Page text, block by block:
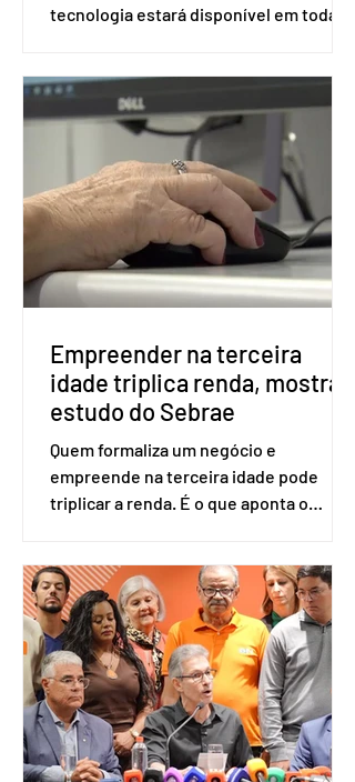
tecnologia estará disponível em todas
Apesar da requisição, a biometria não é
obrigatória para exercer o direito ao
voto. Se o título estiver regular, o
eleitor pode votar mesmo sem ter
realizado esse cadastro. Neste caso,
será exigido o documento de
identificação para acesso à urna
eletrônica. Se a urna eletrônica não
reconh
Empreender na terceira
idade triplica renda, mostra
estudo do Sebrae
Quem formaliza um negócio e
empreende na terceira idade pode
triplicar a renda. É o que aponta o
Amostra de Domicílio (PNAD Contínua),
do Serviço Brasileiro de Apoio às Micro
e Pequenas Empresas (Sebrae),
realizado a partir de dados do Instituto
Brasileiro de Geografia e Estatística
(IBGE). O estudo do Sebrae mostra que,
no quarto trimestre de 2025, os
empreendedores 60+ formalizados